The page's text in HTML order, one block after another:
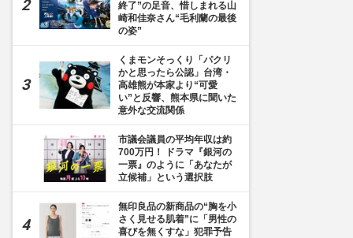
終了”の足音、惜しまれる山
崎和佳奈さん“毛利蘭の最後
の姿”
くまモンそっくり「パクリ
かと思ったら公認」台湾・
高雄熊が本家より“可愛
い”と反響、熊本県に聞いた
意外な交流関係
市議会議員の平均年収は約
700万円！ ドラマ『銀河の
一票』のように「あなたが
立候補」という選択肢
無印良品の新商品の“胸を小
さく見せる肌着”に「男性の
喜びを無くすな」犯罪予告